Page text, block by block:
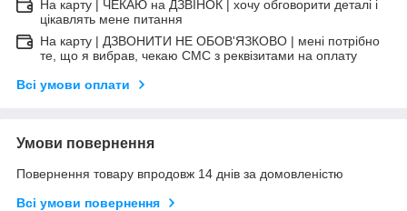
На карту | ЧЕКАЮ на ДЗВІНОК | хочу обговорити деталі і
цікавлять мене питання
На карту | ДЗВОНИТИ НЕ ОБОВ'ЯЗКОВО | мені потрібно
те, що я вибрав, чекаю СМС з реквізитами на оплату
Всі умови оплати
Умови повернення
Повернення товару впродовж 14 днів за домовленістю
Всі умови повернення